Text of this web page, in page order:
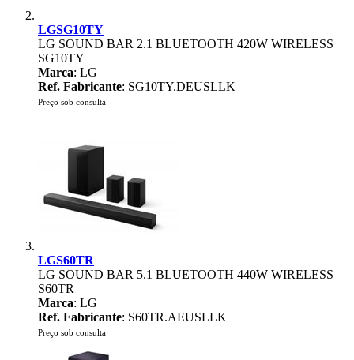
LGSG10TY
LG SOUND BAR 2.1 BLUETOOTH 420W WIRELESS
SG10TY
Marca: LG
Ref. Fabricante: SG10TY.DEUSLLK
Preço sob consulta
LGS60TR
LG SOUND BAR 5.1 BLUETOOTH 440W WIRELESS
S60TR
Marca: LG
Ref. Fabricante: S60TR.AEUSLLK
Preço sob consulta